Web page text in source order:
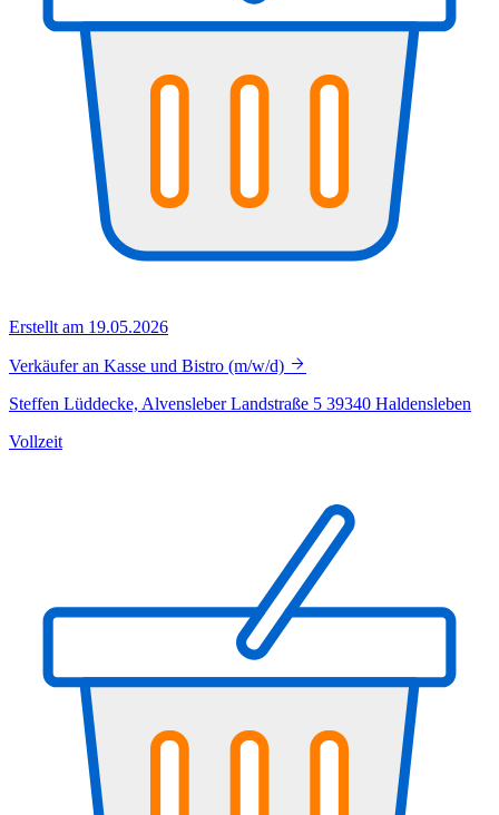
Erstellt am 19.05.2026
Verkäufer an Kasse und Bistro (m/w/d)
Steffen Lüddecke, Alvensleber Landstraße 5 39340 Haldensleben
Vollzeit